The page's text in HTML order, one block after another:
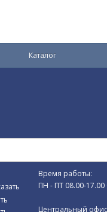
Каталог
Время работы:
ПН - ПТ 08.00-17.00
Центральный